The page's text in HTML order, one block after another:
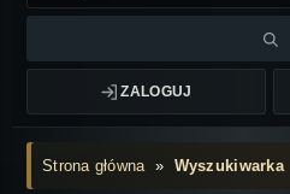
ZALOGUJ
Strona główna» Wyszukiwarka